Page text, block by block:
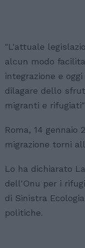
"L'attuale
alcun modo
integrazione e
dilagare dello
migranti e rifugiati"
Roma, 14
migrazione torni
Lo ha dichiarato
dell'Onu per i
di Sinistra
politiche.